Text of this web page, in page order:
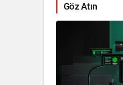
Göz Atın